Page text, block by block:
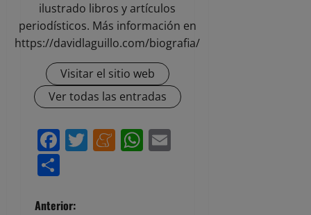
ilustrado libros y artículos
periodísticos. Más información en
https://davidlaguillo.com/biografia/
Visitar el sitio web
Ver todas las entradas
Facebook
Twitter
Meneame
WhatsApp
Anterior: